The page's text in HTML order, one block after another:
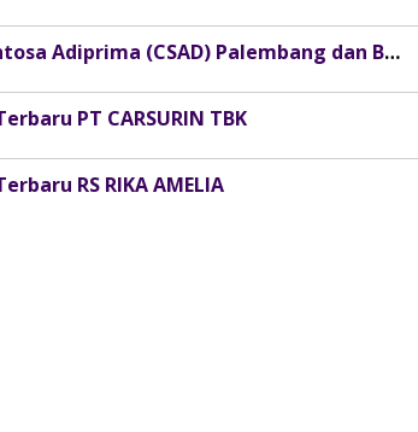
Lowongan Kerja PT Catur Sentosa Adiprima (CSAD) Palembang dan Baturaja 2026
PT CARSURIN TBK
RS RIKA AMELIA